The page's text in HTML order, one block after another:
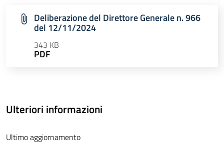
Deliberazione del Direttore Generale n. 966
del 12/11/2024
343 KB
PDF
Ulteriori informazioni
Ultimo aggiornamento